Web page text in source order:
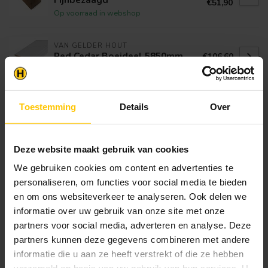
Toestemming Details Over
Deze website maakt gebruik van cookies
We gebruiken cookies om content en advertenties te
personaliseren, om functies voor social media te bieden
en om ons websiteverkeer te analyseren. Ook delen we
informatie over uw gebruik van onze site met onze
partners voor social media, adverteren en analyse. Deze
partners kunnen deze gegevens combineren met andere
informatie die u aan ze heeft verstrekt of die ze hebben
Op voorraad in webshop
€51,90
VAN GELDER HOUT
Red Cedar Boeideel 5850mm €106,60
VAN GELDER HOUT
Eiken Halfhouts vellingdeel |
Eiken dakbeschot
Klantenservice
Heb je een vraag? Stel je vraag via onze chat,
bekijk onzeveelgestelde vragenof neem
contact op met deklantenservice. Wij helpen u
graag verder met het samenstellen van uw
bestelling.